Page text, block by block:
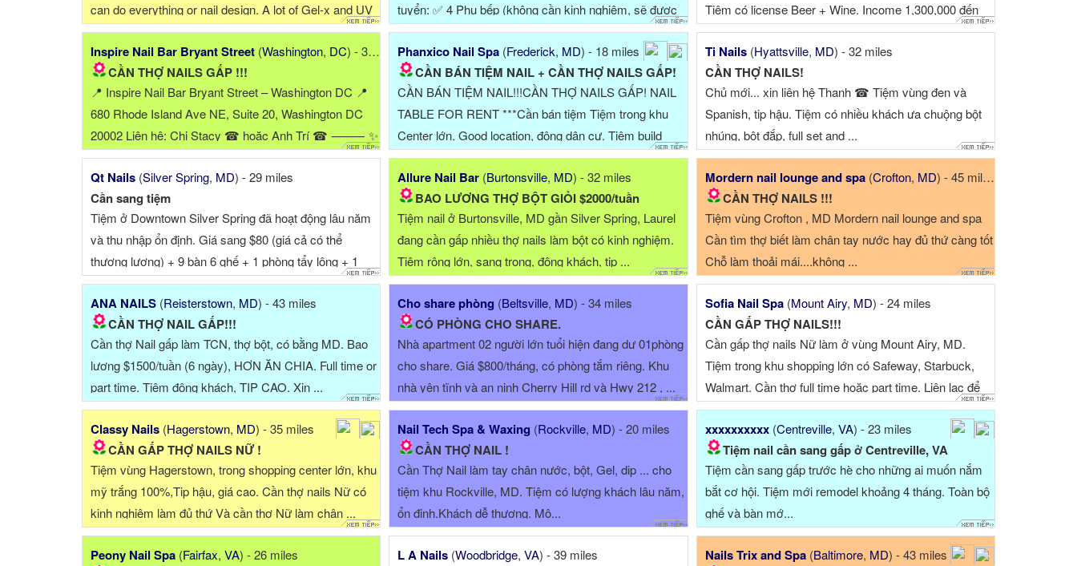
can do everything or nail design. A lot of Gel-x and UV
Gel, not a lot of the acrylic. Salary from $1600 - $2000
...
tuyển: ✅ 4 Phụ bếp (không cần kinh nghiệm, sẽ được
đào ...
Tiệm có license Beer + Wine. Income 1,300,000 đến
1,500,000. Liên hệ Kim (cell) ☎ .
Inspire Nail Bar Bryant Street (Washington, DC) - 33 miles
CẦN THỢ NAILS GẤP !!!
📍 Inspire Nail Bar Bryant Street – Washington DC 📍
680 Rhode Island Ave NE, Suite 20, Washington DC
20002 Liên hệ: Chị Stacy ☎ hoặc Anh Trí ☎ ⸻ ✨
QUYỀN LỢI & MÔI TRƯỜNG ⭐ Lương cao
$1,500-$2,000/tuầ...
Phanxico Nail Spa (Frederick, MD) - 18 miles
CẦN BÁN TIỆM NAIL + CẦN THỢ NAILS GẤP!
CẦN BÁN TIỆM NAIL!!!CẦN THỢ NAILS GẤP! NAIL
TABLE FOR RENT ***Cần bán tiệm Tiệm trong khu
Center lớn. Good location, đông dân cư. Tiệm build
được 1 ...
Ti Nails (Hyattsville, MD) - 32 miles
CẦN THỢ NAILS!
Chủ mới... xin liên hệ Thanh ☎ Tiệm vùng đen và
Spanish, tip hậu. Tiệm có nhiều khách ưa chuộng bột
nhúng, bột đắp, full set and ...
Qt Nails (Silver Spring, MD) - 29 miles
Cần sang tiệm
Tiệm ở Downtown Silver Spring đã hoạt động lâu năm
và thu nhập ổn định. Giá sang $80 (giá cả có thể
thương lượng) + 9 bàn 6 ghế + 1 phòng tẩy lông + 1
phòng ăn/ ...
Allure Nail Bar (Burtonsville, MD) - 32 miles
BAO LƯƠNG THỢ BỘT GIỎI $2000/tuần
Tiệm nail ở Burtonsville, MD gần Silver Spring, Laurel
đang cần gấp nhiều thợ nails làm bột có kinh nghiệm.
Tiệm rộng lớn, sang trọng, đông khách, tip ...
Mordern nail lounge and spa (Crofton, MD) - 45 miles
CẦN THỢ NAILS !!!
Tiệm vùng Crofton , MD Mordern nail lounge and spa
Cần tìm thợ biết làm chân tay nước hay đủ thứ càng tốt
Chỗ làm thoải mái....không ...
ANA NAILS (Reisterstown, MD) - 43 miles
CẦN THỢ NAIL GẤP!!!
Cần thợ Nail gấp làm TCN, thợ bột, có bằng MD. Bao
lương $1500/tuần (6 ngày), HƠN ĂN CHIA. Full time or
part time. Tiệm đông khách, TIP CAO. Xin ...
Cho share phòng (Beltsville, MD) - 34 miles
CÓ PHÒNG CHO SHARE.
Nhà apartment 02 người lớn tuổi hiện đang dư 01phòng
cho share. Giá $800/tháng, có phòng tắm riêng. Khu
nhà yên tĩnh và an ninh Cherry Hill rd và Hwy 212 , ...
Sofia Nail Spa (Mount Airy, MD) - 24 miles
CẦN GẤP THỢ NAILS!!!
Cần gấp thợ nails Nữ làm ở vùng Mount Airy, MD.
Tiệm trong khu shopping lớn có Safeway, Starbuck,
Walmart. Cần thợ full time hoặc part time. Liên lạc để
biết ...
Classy Nails (Hagerstown, MD) - 35 miles
CẦN GẤP THỢ NAILS NỮ !
Tiệm vùng Hagerstown, trong shopping center lớn, khu
mỹ trắng 100%,Tip hậu, giá cao. Cần thợ nails Nữ có
kinh nghiệm làm đủ thứ Và cần thợ Nữ làm chân ...
Nail Tech Spa & Waxing (Rockville, MD) - 20 miles
CẦN THỢ NAIL !
Cần Thợ Nail làm tay chân nước, bột, Gel, dip ... cho
tiệm khu Rockville, MD. Tiệm có lượng khách lâu năm,
ổn định.Khách dễ thương. Mô...
xxxxxxxxxx (Centreville, VA) - 23 miles
Tiệm nail cần sang gấp ở Centreville, VA
Tiệm cần sang gấp trước hè cho những ai muốn nắm
bắt cơ hội. Tiệm mới remodel khoảng 4 tháng. Toàn bộ
ghế và bàn mớ...
Peony Nail Spa (Fairfax, VA) - 26 miles L A Nails (Woodbridge,VA) - 39 miles Nails Trix and Spa (Baltimore, MD) - 43 miles